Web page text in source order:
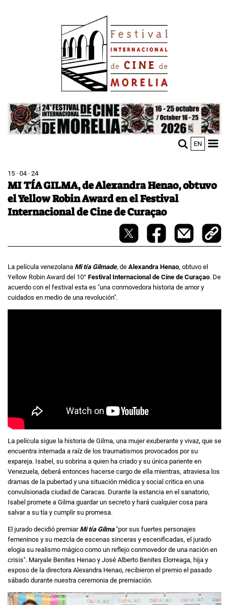
Image
EN
15 · 04 · 24
MI TÍA GILMA, de Alexandra Henao, obtuvo
el Yellow Robin Award en el Festival
Internacional de Cine de Curaçao
La película venezolana Mi tía Gilmade, de Alexandra Henao, obtuvo el
Yellow Robin Award del 10° Festival Internacional de Cine de Curaçao. De
acuerdo con el festival esta es "una conmovedora historia de amor y
cuidados en medio de una revolución".
La película sigue la historia de Gilma, una mujer exuberante y vivaz, que se
encuentra internada a raíz de los traumatismos provocados por su
expareja. Isabel, su sobrina a quien ha criado y su única pariente en
Venezuela, deberá́ entonces hacerse cargo de ella mientras, atraviesa los
dramas de la pubertad y una situación médica y social critica en una
convulsionada ciudad de Caracas. Durante la estancia en el sanatorio,
Isabel promete a Gilma guardar un secreto y hará cualquier cosa para
salvar a su tía y cumplir su promesa.
El jurado decidió premiar Mi tía Gilma"por sus fuertes personajes
femeninos y su mezcla de escenas sinceras y escenificadas, el jurado
elogia su realismo mágico como un reflejo conmovedor de una nación en
crisis". Maryale Benites Henao y José Alberto Benites Elorreaga, hija y
esposo de la directora Alexandra Henao, recibieron el premio el pasado
sábado durante nuestra ceremonia de premiación.